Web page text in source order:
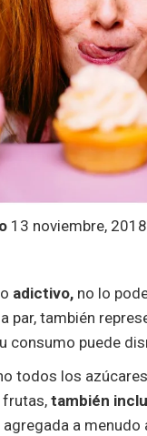
13 noviembre, 2018
adictivo, no lo
par, también
consumo puede
todos los
frutas,también
a